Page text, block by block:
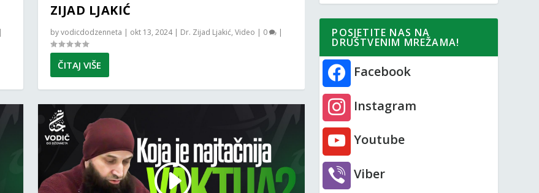
ZIJAD LJAKIĆ
byvodicdodzenneta okt 13, 2024| Dr. Zijad Ljakić, Video 0 |
ČITAJ VIŠE
POSJETITE NAS NA
DRUŠTVENIM MREŽAMA!
Facebook
Instagram
Youtube
Viber